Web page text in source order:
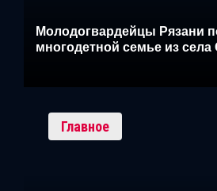
Молодогвардейцы Рязани
многодетной семье из
Главное